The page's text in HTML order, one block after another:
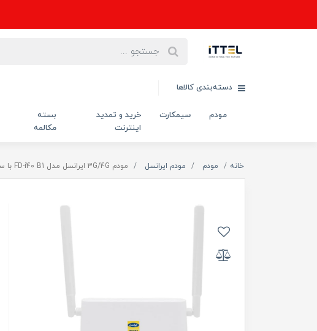
دسته‌بندی کالاها
مودم سیمکارت
خرید و تمدید
اینترنت
بسته
مکالمه
خانه مودم مودم ایرانسل مودم 3G/4G ایرانسل مدل FD-i40 B1 با سیم کارت و بسته 15 گیگ یک ماهه